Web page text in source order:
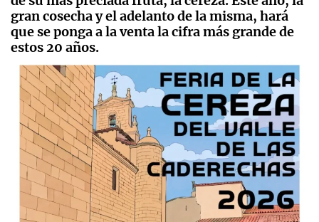
gran cosecha y el adelanto de la misma, hará
que se ponga a la venta la cifra más grande de
estos 20 años.